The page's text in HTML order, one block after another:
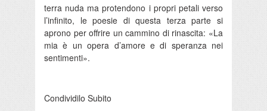
terra nuda ma protendono i propri petali verso
l’infinito, le poesie di questa terza parte si
aprono per offrire un cammino di rinascita: «La
mia è un opera d’amore e di speranza nei
sentimenti».
Condividilo Subito